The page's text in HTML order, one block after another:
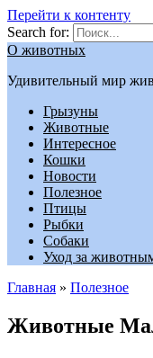
Перейти к контенту
Search for:
О животных
Удивительный мир
Грызуны
Животные
Интересное
Кошки
Новости
Полезное
Птицы
Рыбки
Собаки
Уход за
Главная » Полезное
Животные